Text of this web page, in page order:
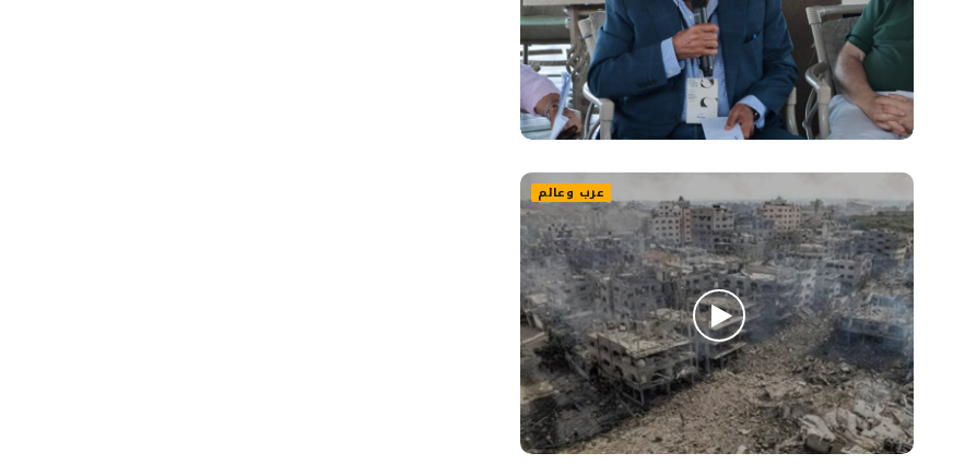
عرب وعالم